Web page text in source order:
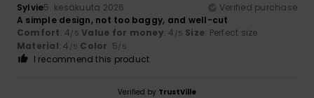
Sylvie5. kesäkuuta 2026
Verified purchase
A simple design, not too baggy, and well-cut
Comfort: 4/5 Value for money: 4 /5 Size: Perfect size
Material: 4 /5 Color: 5/5
I recommend this product
Verified by TrustVille